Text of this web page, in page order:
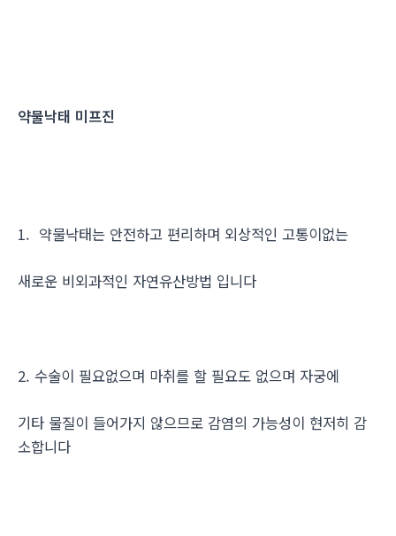
약물낙태 미프진
1. 약물낙태는 안전하고 편리하며 외상적인 고통이없는
새로운 비외과적인 자연유산방법 입니다
2. 수술이 필요없으며 마취를 할 필요도 없으며 자궁에
기타 물질이 들어가지 않으므로 감염의 가능성이 현저히 감
소합니다